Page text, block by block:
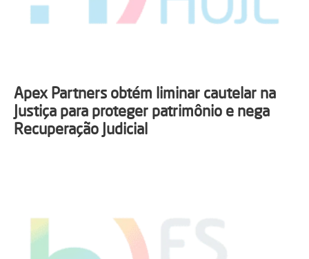
Apex Partners obtém liminar cautelar na
Justiça para proteger patrimônio e nega
Recuperação Judicial